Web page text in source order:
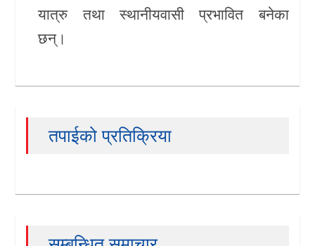
यात्रु तथा स्थानीयवासी प्रभावित बनेका
छन्।
तपाईको प्रतिक्रिया